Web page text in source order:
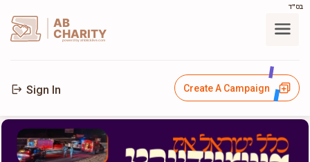
בס"ד
AB
CHARITY
powerd by ahblicklive.com
Sign In Create A Campaign